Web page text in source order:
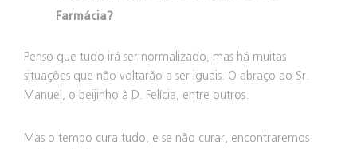
Farmácia?
Penso que tudo irá ser normalizado, mas há muitas
situações que não voltarão a ser iguais. O abraço ao Sr.
Manuel, o beijinho à D. Felícia, entre outros.
Mas o tempo cura tudo, e se não curar, encontraremos